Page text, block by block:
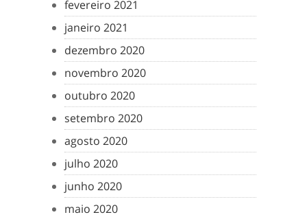
fevereiro 2021
janeiro 2021
dezembro 2020
novembro 2020
outubro 2020
setembro 2020
agosto 2020
julho 2020
junho 2020
maio 2020